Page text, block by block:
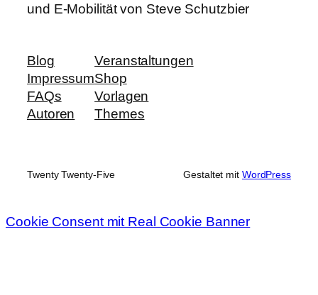
und E-Mobilität von Steve Schutzbier
Blog
Impressum
FAQs
Autoren
Veranstaltungen
Shop
Vorlagen
Themes
Twenty Twenty-Five Gestaltet mit WordPress
Cookie Consent mit Real Cookie Banner